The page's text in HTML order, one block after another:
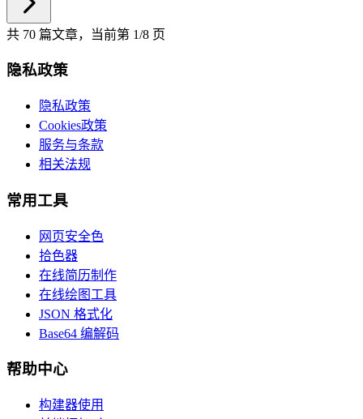
共 70 篇文章，当前第 1/8 页
隐私政策
隐私政策
Cookies政策
服务与条款
相关法规
常用工具
网页安全色
拾色器
在线简历制作
在线绘图工具
JSON 格式化
Base64 编解码
帮助中心
构建器使用